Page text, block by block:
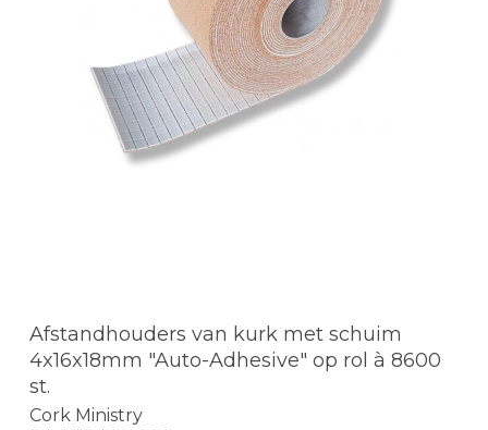
Afstandhouders van kurk met schuim
4x16x18mm "Auto-Adhesive" op rol à 8600
st.
Cork Ministry